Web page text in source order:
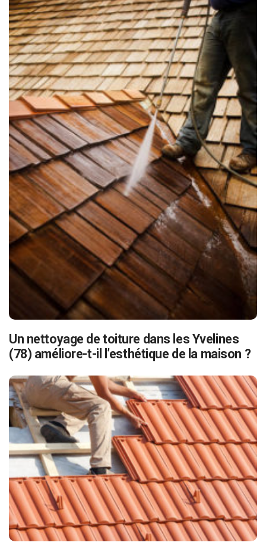
Un nettoyage de toiture dans les Yvelines
(78) améliore-t-il l’esthétique de la maison ?